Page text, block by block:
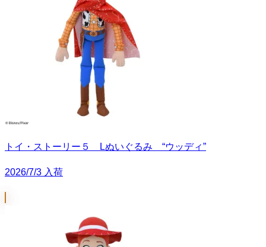
トイ・ストーリー５ Lぬいぐるみ “ウッディ”
2026/7/3 入荷